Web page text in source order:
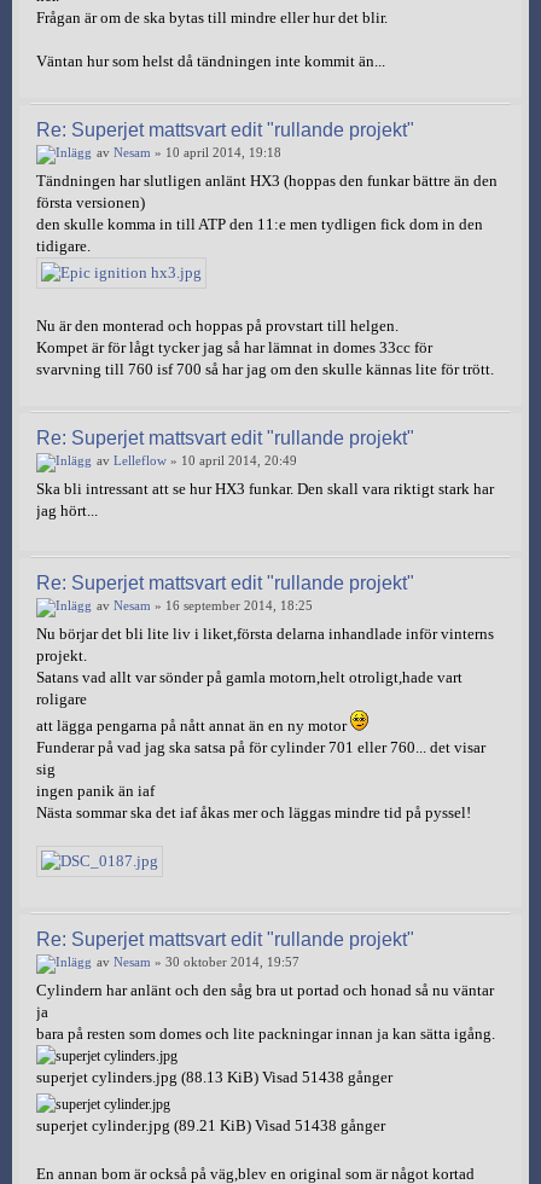
Frågan är om de ska bytas till mindre eller hur det blir.
Väntan hur som helst då tändningen inte kommit än...
Re: Superjet mattsvart edit "rullande projekt"
av Nesam » 10 april 2014, 19:18
Tändningen har slutligen anlänt HX3 (hoppas den funkar bättre än den
första versionen)
den skulle komma in till ATP den 11:e men tydligen fick dom in den
tidigare.
Nu är den monterad och hoppas på provstart till helgen.
Kompet är för lågt tycker jag så har lämnat in domes 33cc för
svarvning till 760 isf 700 så har jag om den skulle kännas lite för trött.
Re: Superjet mattsvart edit "rullande projekt"
av Lelleflow » 10 april 2014, 20:49
Ska bli intressant att se hur HX3 funkar. Den skall vara riktigt stark har
jag hört...
Re: Superjet mattsvart edit "rullande projekt"
av Nesam » 16 september 2014, 18:25
Nu börjar det bli lite liv i liket,första delarna inhandlade inför vinterns
projekt.
Satans vad allt var sönder på gamla motorn,helt otroligt,hade vart
roligare
att lägga pengarna på nått annat än en ny motor
Funderar på vad jag ska satsa på för cylinder 701 eller 760... det visar
sig
ingen panik än iaf
Nästa sommar ska det iaf åkas mer och läggas mindre tid på pyssel!
Re: Superjet mattsvart edit "rullande projekt"
av Nesam » 30 oktober 2014, 19:57
Cylindern har anlänt och den såg bra ut portad och honad så nu väntar
ja
bara på resten som domes och lite packningar innan ja kan sätta igång.
superjet cylinders.jpg (88.13 KiB) Visad 51438 gånger
superjet cylinder.jpg (89.21 KiB) Visad 51438 gånger
En annan bom är också på väg,blev en original som är något kortad